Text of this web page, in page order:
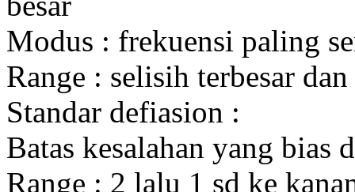
Modus : frekuensi paling
Range : selisih terbesar
Standar defiasion :
Batas kesalahan yang bias
Range : 2 lalu 1 sd ke